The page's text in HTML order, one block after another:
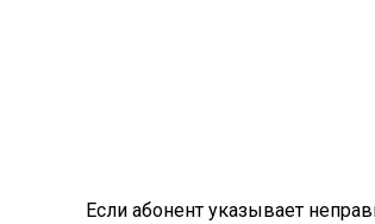
Если абонент указывает